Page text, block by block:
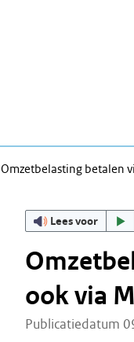
Omzetbelasting betalen
Lees voor
ook via
Publicatiedatum